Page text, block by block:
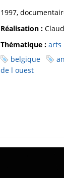
1997,
Réalisation :
Thématique : arts
belgique
de l ouest